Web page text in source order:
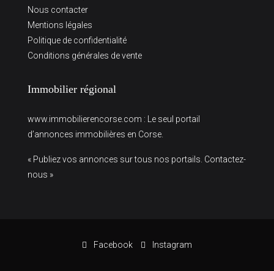
Nous contacter
Mentions légales
Politique de confidentialité
Conditions générales de vente
Immobilier régional
www.immobilierencorse.com : Le seul portail
d’annonces immobilières en Corse.
« Publiez vos annonces sur tous nos portails. Contactez-
nous »
Facebook Instagram